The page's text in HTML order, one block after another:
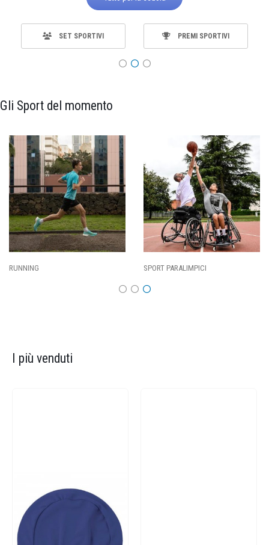
SET SPORTIVI PREMI SPORTIVI
Gli Sport del momento
SPORT PARALIMPICI
I più venduti